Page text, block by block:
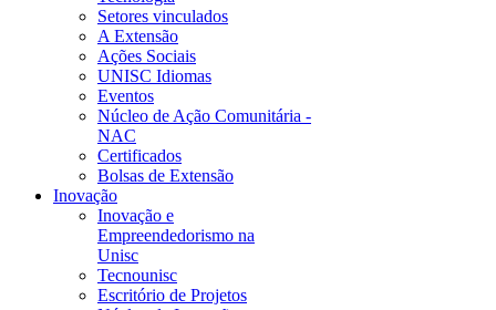
Setores vinculados
A Extensão
Ações Sociais
UNISC Idiomas
Eventos
Núcleo de Ação Comunitária -
NAC
Certificados
Bolsas de Extensão
Inovação
Inovação e
Empreendedorismo na
Unisc
Tecnounisc
Escritório de Projetos